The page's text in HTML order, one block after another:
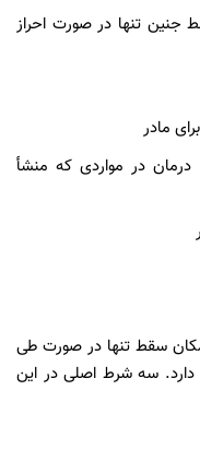
جنین تنها در صورت احراز
مادر
در مواردی که منشأ
سقط تنها در صورت طی
و احراز شرایط ماده ۵۶ وجود دارد. سه شرط اصلی در این